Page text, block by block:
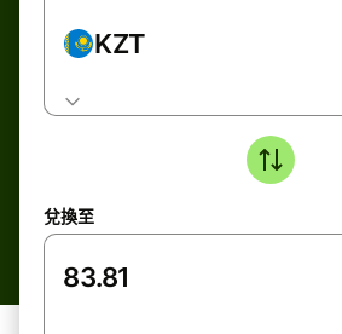
KZT
兌換至